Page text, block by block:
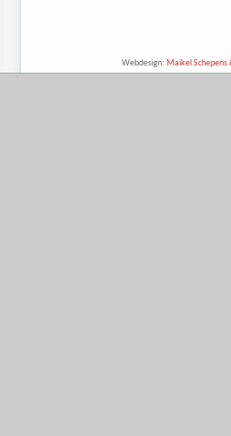
Webdesign: Maikel Schepens